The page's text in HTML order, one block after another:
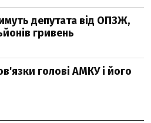
депутата від ОПЗЖ,
гривень
голові АМКУ і його